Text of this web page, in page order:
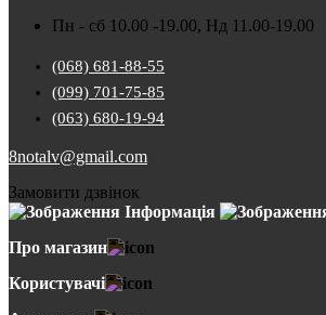
Пн - сб 10.00 -19.00, Нд 11.00-19.00
(068) 681-88-55
(099) 701-75-85
(063) 680-19-94
8notalv@gmail.com
Замовити дзвінок
Інформація
Про магазин
Користувачі